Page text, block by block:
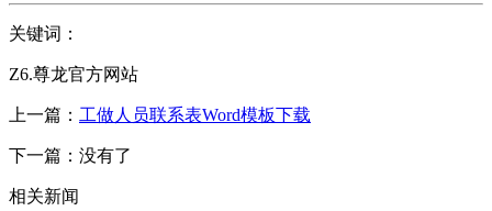
关键词：
Z6.尊龙官方网站
上一篇： 工做人员联系表Word模板下载
下一篇：没有了
相关新闻